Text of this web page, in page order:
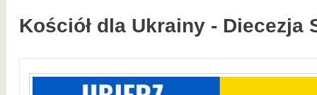
Kościół dla Ukrainy - Diecezja